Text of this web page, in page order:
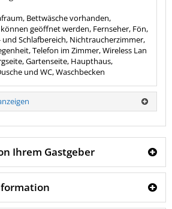
Bettwäsche vorhanden,
geöffnet werden, Fernseher, Fön,
Schlafbereich, Nichtraucherzimmer,
Telefon im Zimmer, Wireless Lan
Gartenseite, Haupthaus,
und WC, Waschbecken
Ihrem Gastgeber